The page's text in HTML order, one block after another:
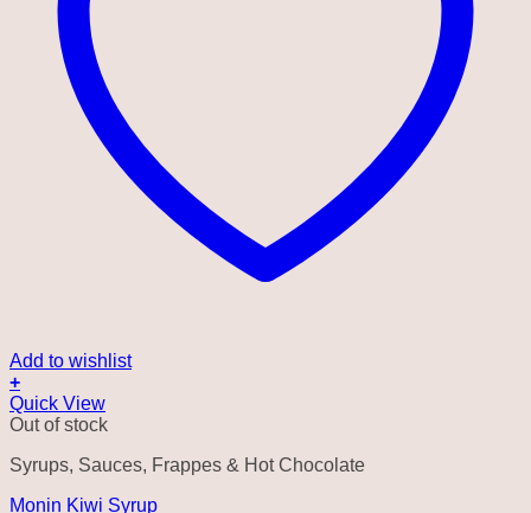
Add to wishlist
+
Quick View
Out of stock
Syrups, Sauces, Frappes & Hot Chocolate
Monin Kiwi Syrup